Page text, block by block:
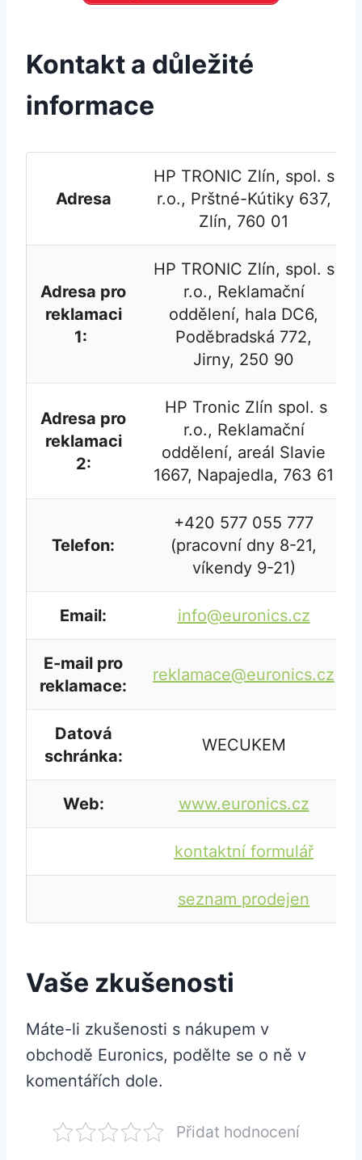
Kontakt a důležité
informace
Adresa
HP TRONIC Zlín, spol. s
r.o., Prštné-Kútiky 637,
Zlín, 760 01
Adresa pro
reklamaci
1:
HP TRONIC Zlín, spol. s
r.o., Reklamační
oddělení, hala DC6,
Poděbradská 772,
Jirny, 250 90
Adresa pro
reklamaci
2:
HP Tronic Zlín spol. s
r.o., Reklamační
oddělení, areál Slavie
1667, Napajedla, 763 61
Telefon:
+420 577 055 777
(pracovní dny 8-21,
víkendy 9-21)
Email: info@euronics.cz
E-mail pro
reklamace:
reklamace@euronics.cz
Datová
schránka:
WECUKEM
Web: www.euronics.cz
kontaktní formulář
seznam prodejen
Vaše zkušenosti
Máte-li zkušenosti s nákupem v
obchodě Euronics, podělte se o ně v
komentářích dole.
Přidat hodnocení